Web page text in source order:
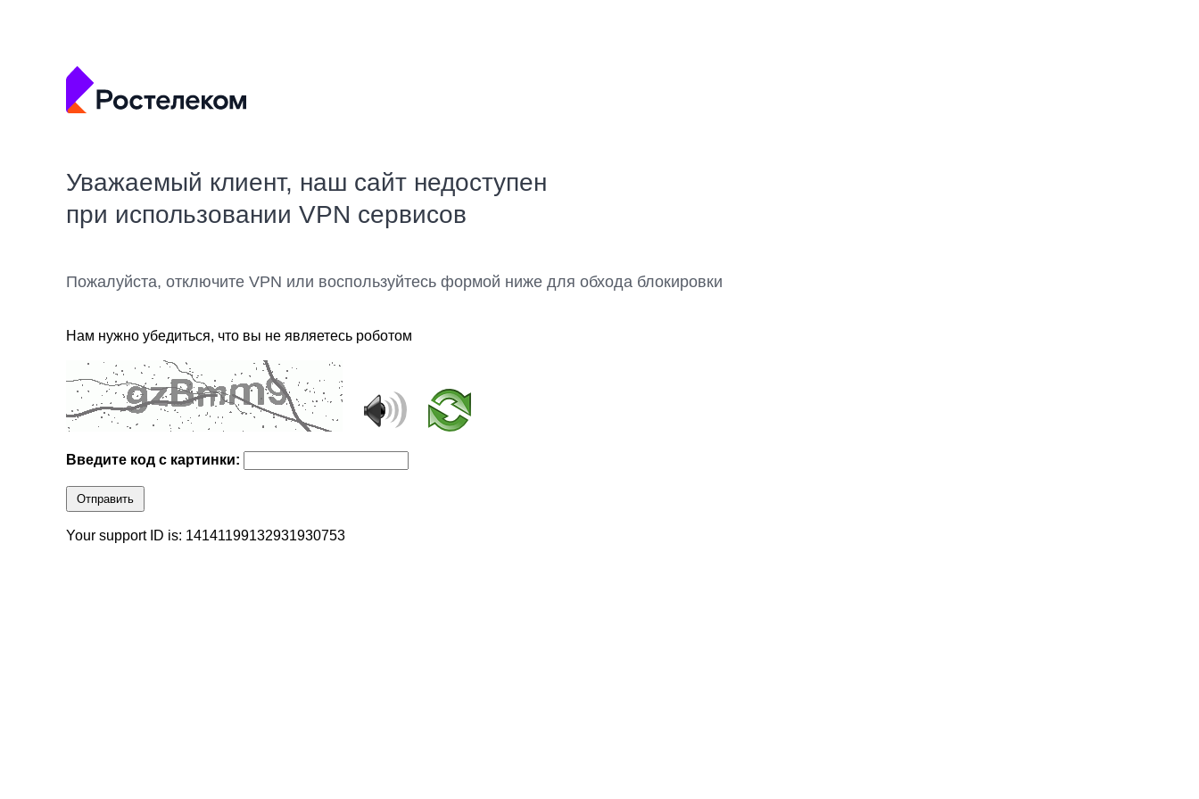
Уважаемый клиент, наш сайт недоступен
при использовании VPN сервисов
Пожалуйста, отключите VPN или воспользуйтесь формой ниже для обхода блокировки
Нам нужно убедиться, что вы не являетесь роботом
Введите код с картинки:
Отправить
Your support ID is: 14141199132931930753